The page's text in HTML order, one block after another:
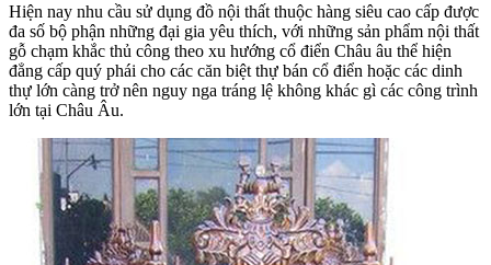
Hiện nay nhu cầu sử dụng đồ nội thất thuộc hàng siêu cao cấp được
đa số bộ phận những đại gia yêu thích, với những sản phẩm nội thất
gỗ chạm khắc thủ công theo xu hướng cổ điển Châu âu thể hiện
đẳng cấp quý phái cho các căn biệt thự bán cổ điển hoặc các dinh
thự lớn càng trở nên nguy nga tráng lệ không khác gì các công trình
lớn tại Châu Âu.